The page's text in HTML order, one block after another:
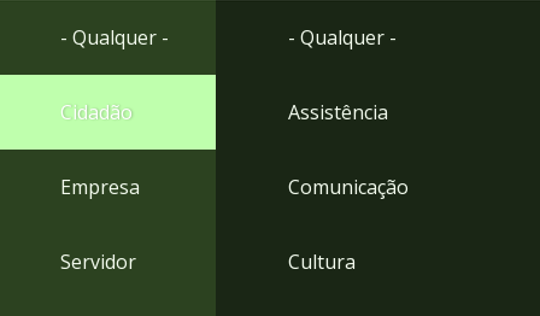
rodapé
- Qualquer -
Cidadão
Empresa
Servidor
- Qualquer -
Assistência
Comunicação
Cultura